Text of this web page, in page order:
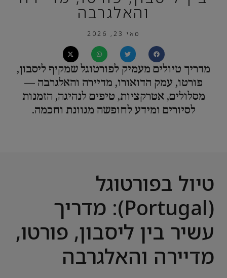
והאלגרבה
מאי 23, 2026
מדריך טיולים מעמיק לפורטוגל שמקיף ליסבון,
פורטו, עמק הדואורו, מדיירה והאלגרבה —
מסלולים, אטרקציות, טיפים לנהיגה, הזמנות
לסיורים ומידע לחופשה מגוונת וחכמה.
טיול בפורטוגל
(Portugal): מדריך
עשיר בין ליסבון, פורטו,
מדיירה והאלגרבה